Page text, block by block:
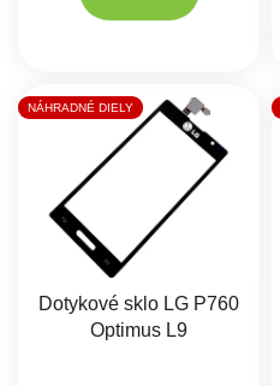
NÁHRADNÉ DIELY
Dotykové sklo LG P760
Optimus L9